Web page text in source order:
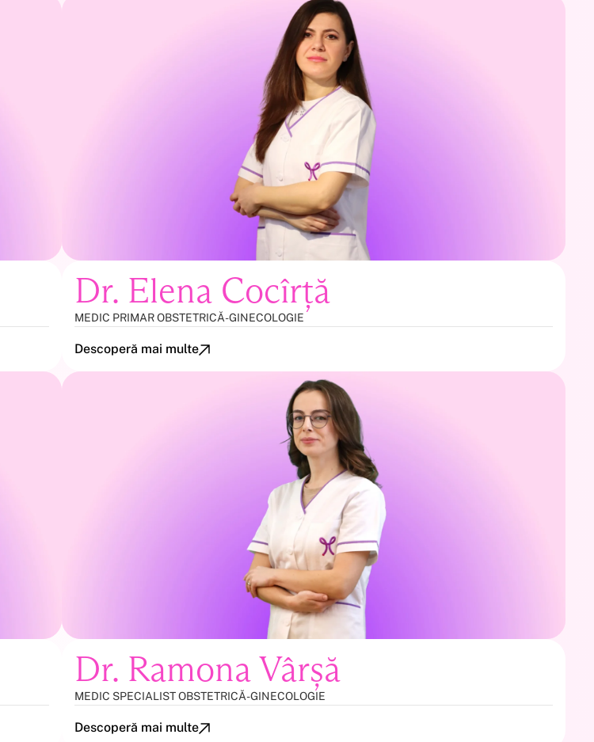
Dr. Elena Cocîrță
MEDIC PRIMAR OBSTETRICĂ-GINECOLOGIE
Descoperă mai multe
Dr. Ramona Vârșă
MEDIC SPECIALIST OBSTETRICĂ-GINECOLOGIE
Descoperă mai multe